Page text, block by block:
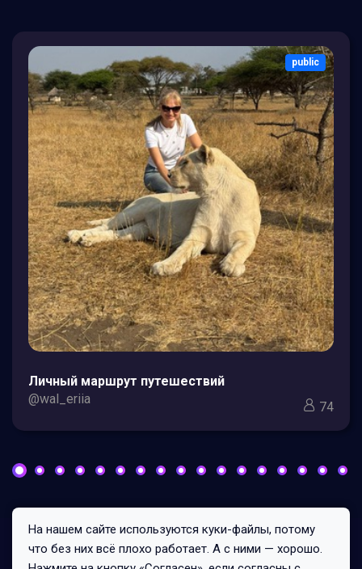
public
Личный маршрут путешествий
@wal_eriia
74
Все права защищены © 2026
На нашем сайте используются куки-файлы, потому
что без них всё плохо работает. А с ними — хорошо.